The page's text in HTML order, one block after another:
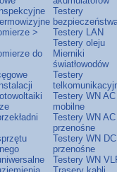
>
do
Testery
Testery LAN
Testery oleju
Mierniki
światłowodów
Testery
Testery WN AC
mobilne
Testery WN AC
przenośne
Testery WN DC
przenośne
Testery WN